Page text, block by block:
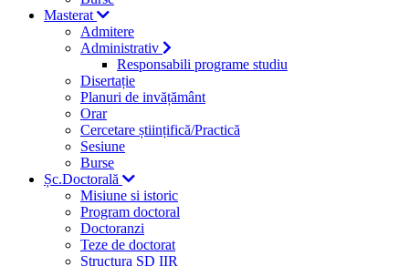
Masterat
Admitere
Administrativ
Responsabili programe studiu
Disertație
Planuri de invățământ
Orar
Cercetare științifică/Practică
Sesiune
Burse
Șc.Doctorală
Misiune si istoric
Program doctoral
Doctoranzi
Teze de doctorat
Structura SD IIR